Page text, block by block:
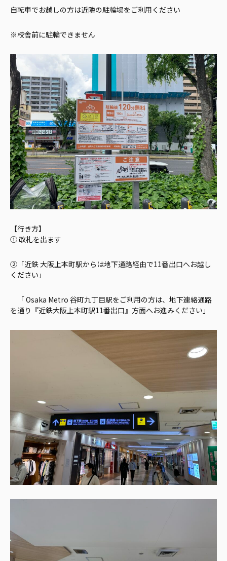
自転車でお越しの方は近隣の駐輪場をご利用ください
※校舎前に駐輪できません
【行き方】
① 改札を出ます
②「近鉄 大阪上本町駅からは地下通路経由で11番出口へお越し
ください」
「 Osaka Metro 谷町九丁目駅をご利用の方は、地下連絡通路
を通り『近鉄大阪上本町駅11番出口』方面へお進みください」